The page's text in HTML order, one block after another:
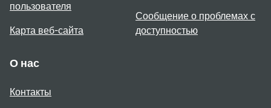
пользователя
Карта веб-сайта
Сообщение о проблемах с
доступностью
О нас
Контакты